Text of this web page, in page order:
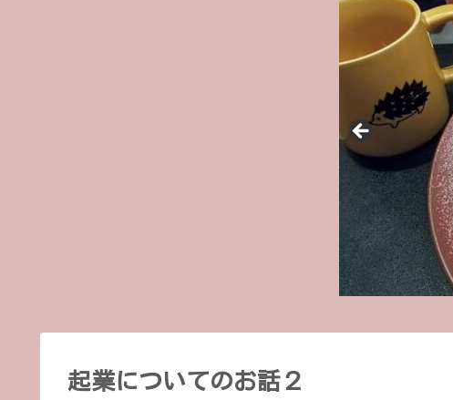
起業についてのお話２